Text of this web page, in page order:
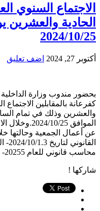
الاجتماع السنوي
الحادية والعشرين
2024/10/25
أكتوبر 27, 2024 اضف تعليق
بحضور مندوب وزارة
كفرعانة بالمقابلين الاجتماع
والعشرين وذلك في تمام
محاسب قانوني للعام 20255- انتخاب أعضاء ...
شاركها !